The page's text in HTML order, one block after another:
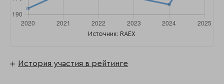
Источник: RAEX
История участия в рейтинге